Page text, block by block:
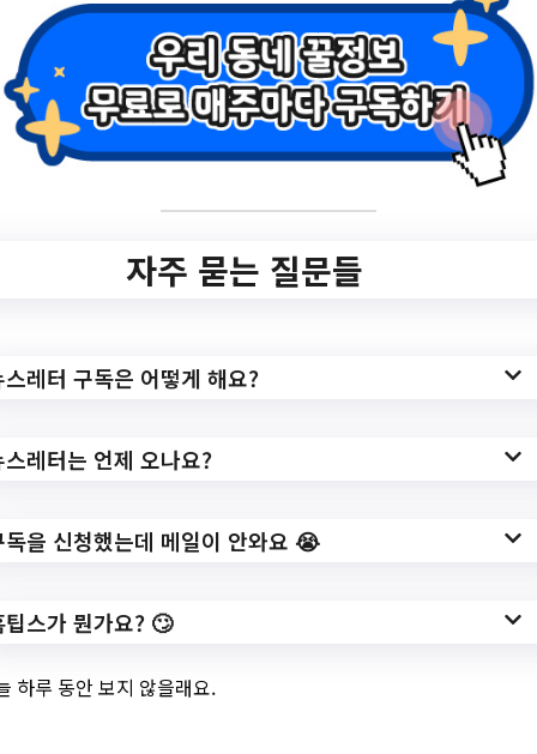
✅ 지원 소식 상세 보기 ▼
https://lib.paju.go.kr/jalib/menu/10071/prog
ram/30015/lectureList.do?
manageCd=MA&target=%EC%96%B4%E
B%A6%B0%EC%9D%B4&statusCd=&sea
rchCondition=title&searchKeyword=#javas
작성일: 2023-05-25 ~ 2023-06-08
트 안내
✅ 지원 소식 상세 보기 ▼
d.list.do?bbsCd=2001
자주 묻는 질문들
스레터 구독은 어떻게 해요?
스레터는 언제 오나요?
독을 신청했는데 메일이 안와요 😭
팁스가 뭔가요? 🙄
하루 동안 보지 않을래요.